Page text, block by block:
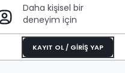
Daha kişisel bir
deneyim için
KAYIT OL / GİRİŞ YAP